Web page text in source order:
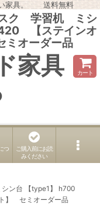
い家具。 送料無料
ク 学習机 ミシ
【ステインオ
ミオーダー品
家具 カート
つ
ご購入前にお読
みください
ン台 【type1】 h700
】 セミオーダー品